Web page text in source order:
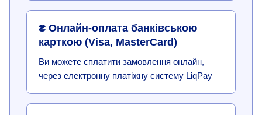
₴ Онлайн-оплата банківською
карткою (Visa, MasterCard)
Ви можете сплатити замовлення онлайн,
через електронну платіжну систему LiqPay